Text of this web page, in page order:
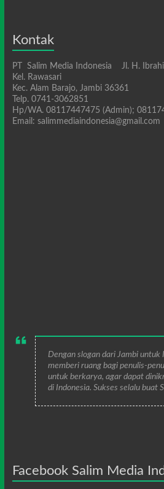
Kontak
PT Salim Media Indonesia Jl. H.
Kel. Rawasari
Kec. Alam Barajo, Jambi 36361
Telp. 0741-3062851
Hp/WA. 08117447475 (Admin);
Email: salimmediaindonesia@gmail.com
Dengan slogan dari Jambi untuk
memberi ruang bagi penulis-
untuk berkarya, agar dapat
di Indonesia. Sukses selalu buat
Facebook Salim Media